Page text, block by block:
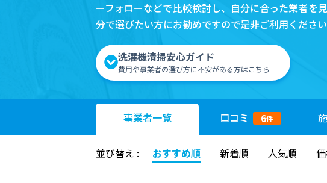
ーフォローなどで比較検討し、自分に合った業者を
分で選びたい方にお勧めですので是非ご利用ください
洗濯機清掃安心ガイド
費用や事業者の選び方に不安がある方はこちら
事業者一覧 口コミ 6件
並び替え : おすすめ順 新着順 人気順